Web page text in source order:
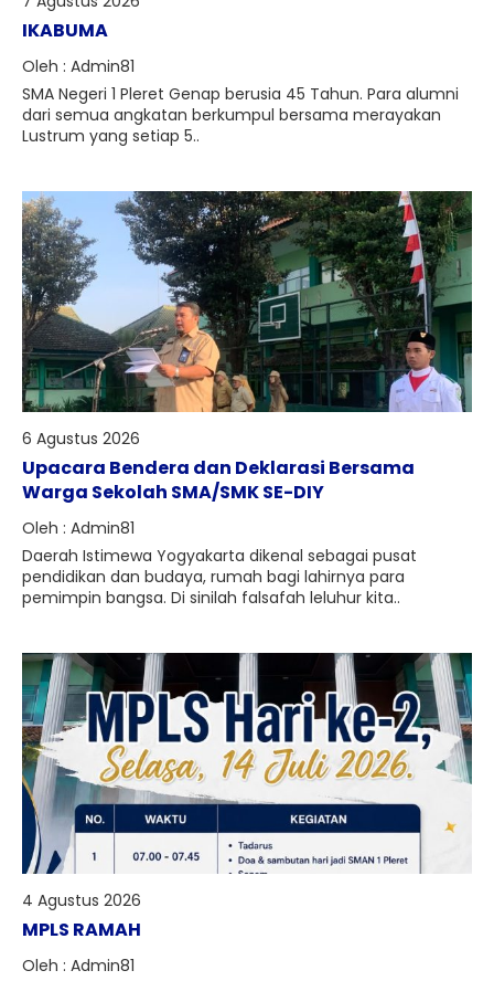
IKABUMA
Oleh : Admin81
SMA Negeri 1 Pleret Genap berusia 45 Tahun. Para alumni
dari semua angkatan berkumpul bersama merayakan
Lustrum yang setiap 5..
6 Agustus 2026
Upacara Bendera dan Deklarasi Bersama
Warga Sekolah SMA/SMK SE-DIY
Oleh : Admin81
Daerah Istimewa Yogyakarta dikenal sebagai pusat
pendidikan dan budaya, rumah bagi lahirnya para
pemimpin bangsa. Di sinilah falsafah leluhur kita..
4 Agustus 2026
MPLS RAMAH
Oleh : Admin81